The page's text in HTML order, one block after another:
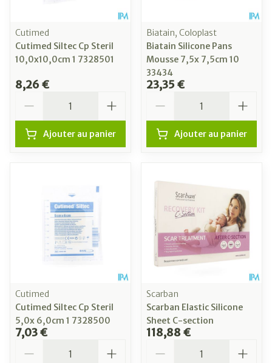
Cutimed
Cutimed Siltec Cp Steril
10,0x10,0cm 1 7328501
8,26 €
Ajouter au panier
Biatain, Coloplast
Biatain Silicone Pans
Mousse 7,5x 7,5cm 10
33434
23,35 €
Ajouter au panier
Cutimed
Cutimed Siltec Cp Steril
5,0x 6,0cm 1 7328500
7,03 €
Scarban
Scarban Elastic Silicone
Sheet C-section
118,88 €